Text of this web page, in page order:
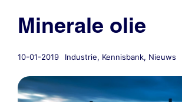
Kennisbank
Minerale olie
10-01-2019 Industrie, Kennisbank, Nieuws